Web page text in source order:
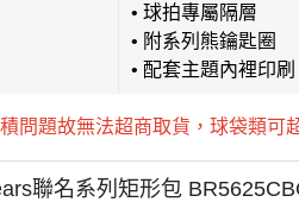
• 球拍專屬隔層
• 附系列熊鑰匙圈
• 配套主題內裡印刷
問題故無法超商取貨，球袋類可
聯名系列矩形包